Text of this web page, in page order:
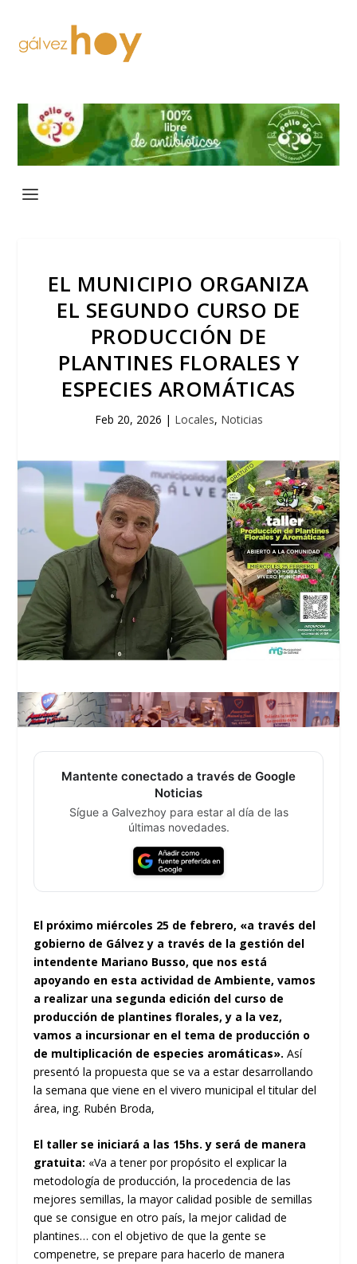
EL MUNICIPIO ORGANIZA
EL SEGUNDO CURSO DE
PRODUCCIÓN DE
PLANTINES FLORALES Y
ESPECIES AROMÁTICAS
Feb 20, 2026 | Locales, Noticias
Mantente conectado a través de Google
Noticias
Sígue a Galvezhoy para estar al día de las
últimas novedades.
El próximo miércoles 25 de febrero, «a través del
gobierno de Gálvez y a través de la gestión del
intendente Mariano Busso, que nos está
apoyando en esta actividad de Ambiente, vamos
a realizar una segunda edición del curso de
producción de plantines florales, y a la vez,
vamos a incursionar en el tema de producción o
de multiplicación de especies aromáticas». Así
presentó la propuesta que se va a estar desarrollando
la semana que viene en el vivero municipal el titular del
área, ing. Rubén Broda,
El taller se iniciará a las 15hs. y será de manera
gratuita: «Va a tener por propósito el explicar la
metodología de producción, la procedencia de las
mejores semillas, la mayor calidad posible de semillas
que se consigue en otro país, la mejor calidad de
plantines… con el objetivo de que la gente se
compenetre, se prepare para hacerlo de manera